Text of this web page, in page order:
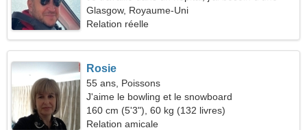
femme sexy
Glasgow, Royaume-Uni
Relation réelle
Rosie
55 ans, Poissons
J'aime le bowling et le snowboard
160 cm (5'3"), 60 kg (132 livres)
Relation amicale